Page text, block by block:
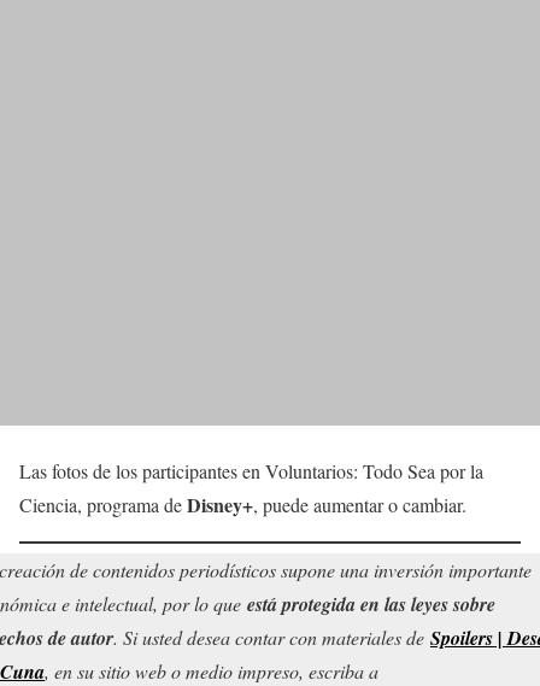
Las fotos de los participantes en Voluntarios: Todo Sea por la
Ciencia, programa deDisney+, puede aumentar o cambiar.
de contenidos periodísticos supone una inversión importante
e intelectual, por lo que está protegida en las leyes sobre
de autor. Si usted desea contar con materiales de Spoilers |
, en su sitio web o medio impreso, escriba a